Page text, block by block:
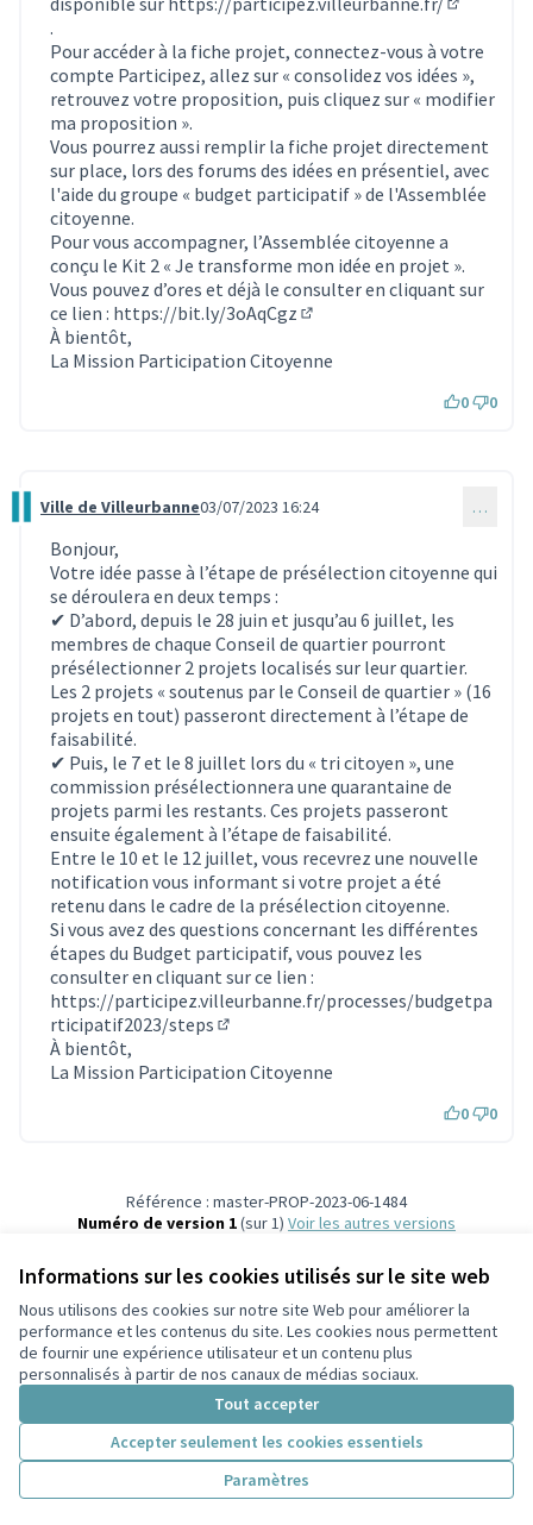
Informations sur les cookies utilisés sur le site web
Nous utilisons des cookies sur notre site Web pour améliorer la
performance et les contenus du site. Les cookies nous permettent
de fournir une expérience utilisateur et un contenu plus
personnalisés à partir de nos canaux de médias sociaux.
Tout accepter
Accepter seulement les cookies essentiels
Paramètres
.
Pour accéder à la fiche projet, connectez-vous à votre
compte Participez, allez sur « consolidez vos idées »,
retrouvez votre proposition, puis cliquez sur « modifier
ma proposition ».
Vous pourrez aussi remplir la fiche projet directement
sur place, lors des forums des idées en présentiel, avec
l'aide du groupe « budget participatif » de l'Assemblée
citoyenne.
Pour vous accompagner, l’Assemblée citoyenne a
conçu le Kit 2 « Je transforme mon idée en projet ».
Vous pouvez d’ores et déjà le consulter en cliquant sur
ce lien : https://bit.ly/3oAqCgz
À bientôt,
La Mission Participation Citoyenne
0 0
Commentaire 2848
Ville de Villeurbanne03/07/2023 16:24 …
Bonjour,
Votre idée passe à l’étape de présélection citoyenne qui
se déroulera en deux temps :
✔ D’abord, depuis le 28 juin et jusqu’au 6 juillet, les
membres de chaque Conseil de quartier pourront
présélectionner 2 projets localisés sur leur quartier.
Les 2 projets « soutenus par le Conseil de quartier » (16
projets en tout) passeront directement à l’étape de
faisabilité.
✔ Puis, le 7 et le 8 juillet lors du « tri citoyen », une
commission présélectionnera une quarantaine de
projets parmi les restants. Ces projets passeront
ensuite également à l’étape de faisabilité.
Entre le 10 et le 12 juillet, vous recevrez une nouvelle
notification vous informant si votre projet a été
retenu dans le cadre de la présélection citoyenne.
Si vous avez des questions concernant les différentes
étapes du Budget participatif, vous pouvez les
consulter en cliquant sur ce lien :
https://participez.villeurbanne.fr/processes/budgetpa
rticipatif2023/steps
À bientôt,
La Mission Participation Citoyenne
0 0
Référence : master-PROP-2023-06-1484
Numéro de version 1(sur 1)
voir les autres versions
Conditions d'utilisation
Paramètres des cookies
Participez Villeurbanne sur X
(Lien externe)
Participez Villeurbanne sur Facebook
Participez Villeurbanne sur Instagram
Participez Villeurbanne sur YouTube
(Lien externe)
Site réalisé grâce aulogiciel libre Decidim .
Licence
(Lien